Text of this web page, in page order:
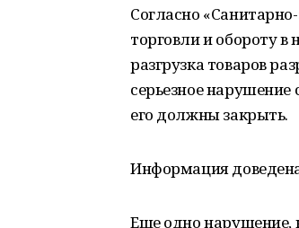
Согласно
торговли и обороту
разгрузка товаров
серьезное
его должны закрыть.
Информация
Еще одно нарушение,